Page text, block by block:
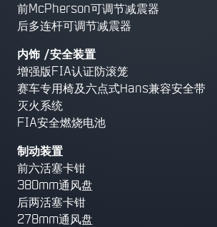
前McPherson可调节减震器
后多连杆可调节减震器
内饰 /安全装置
增强版FIA认证防滚笼
赛车专用椅及六点式Hans兼容安全带
灭火系统
FIA安全燃烧电池
制动装置
前六活塞卡钳
380mm通风盘
后两活塞卡钳
278mm通风盘